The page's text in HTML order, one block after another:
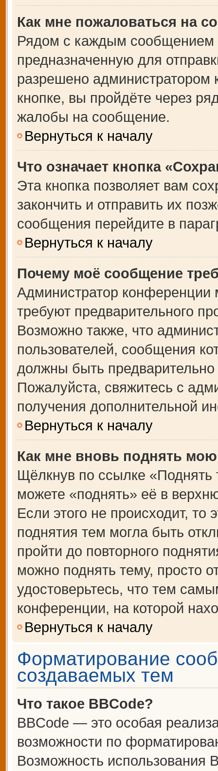
Как мне пожаловаться на
Рядом с каждым сообщением
предназначенную для
разрешено
кнопке, вы пройдёте через
жалобы на сообщение.
Вернуться к началу
Что означает кнопка
Эта кнопка позволяет вам
закончить и отправить их
сообщения перейдите в
Вернуться к началу
Почему моё сообщение
Администратор
требуют предварительного
Возможно также, что
пользователей, сообщения
должны быть
Пожалуйста, свяжитесь с
получения дополнительной
Вернуться к началу
Как мне вновь поднять
Щёлкнув по ссылке
можете «поднять» её в
Если этого не происходит, то
поднятия тем могла быть
пройти до повторного
можно поднять тему, просто
удостоверьтесь, что тем
конференции, на которой
Вернуться к началу
Форматирование
создаваемых тем
Что такое BBCode?
BBCode — это особая
возможности по
Возможность использования